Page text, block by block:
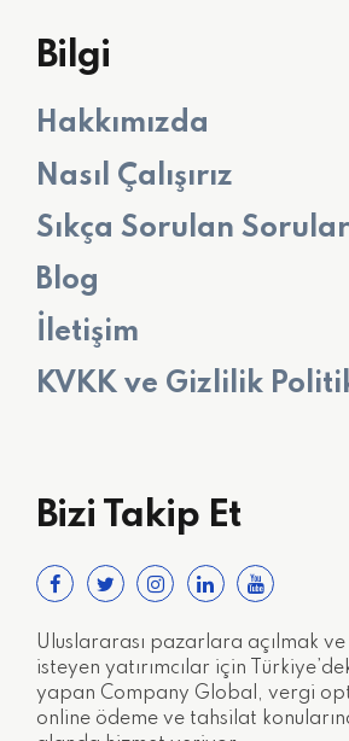
Bilgi
Hakkımızda
Nasıl Çalışırız
Sıkça Sorulan Sorular
Blog
İletişim
KVKK ve Gizlilik
Bizi Takip Et
Uluslararası pazarlara açılmak
isteyen yatırımcılar için
yapan Company Global, vergi
online ödeme ve tahsilat